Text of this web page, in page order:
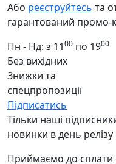
Або реєструйтесь та
гарантований промо-
Пн - Нд: з 1100 по 1900
Без вихідних
Знижки та
спецпропозиції
Підписатись
Тільки наші
новинки в день релізу
Приймаємо до сплати